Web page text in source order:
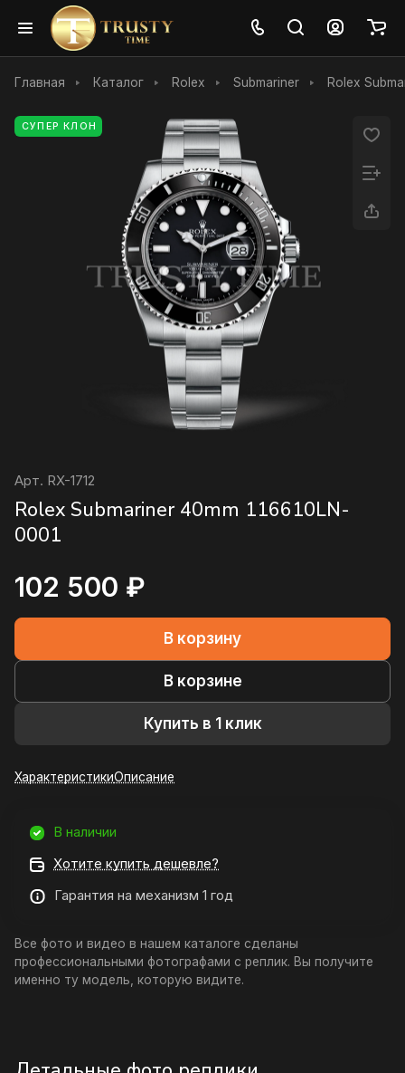
Главная Каталог Rolex Submariner Rolex
СУПЕР КЛОН
Арт. RX-1712
Rolex Submariner 40mm 116610LN-
0001
102 500 ₽
В корзину
В корзине
Купить в 1 клик
ХарактеристикиОписание
В наличии
Хотите купить дешевле?
Гарантия на механизм 1 год
Все фото и видео в нашем каталоге сделаны
профессиональными фотографами с реплик. Вы получите
именно ту модель, которую видите.